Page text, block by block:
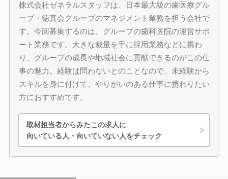
株式会社ゼネラルスタッフは、日本最大級の歯医療グル
ープ・徳真会グループのマネジメント業務を担う会社で
す。今回募集するのは、グループの歯科医院の運営サポ
ート業務です。大きな裁量を手に採用業務などに携わ
り、グループの成長や地域社会に貢献できるのがこの仕
事の魅力。経験は問わないとのことなので、未経験から
スキルを身に付けて、やりがいのある仕事に携わりたい
方におすすめです。
取材担当者からみたこの求人に
向いている人・向いていない人をチェック